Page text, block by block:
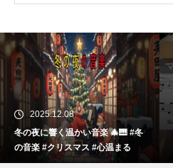
2025.12.08
冬の夜に響く温かい音楽 🎄🎹 #冬
の音楽 #クリスマス #心温まる